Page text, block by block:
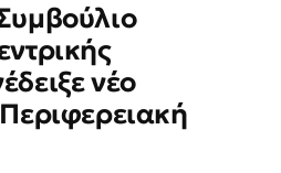
νέο